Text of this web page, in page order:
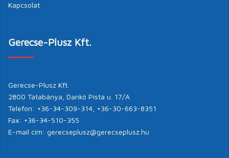
Kapcsolat
Gerecse-Plusz Kft.
Gerecse-Plusz Kft.
2800 Tatabánya, Dankó Pista u. 17/A
Telefon: +36-34-309-314, +36-30-663-8351
Fax: +36-34-510-355
E-mail cím: gerecseplusz@gerecseplusz.hu